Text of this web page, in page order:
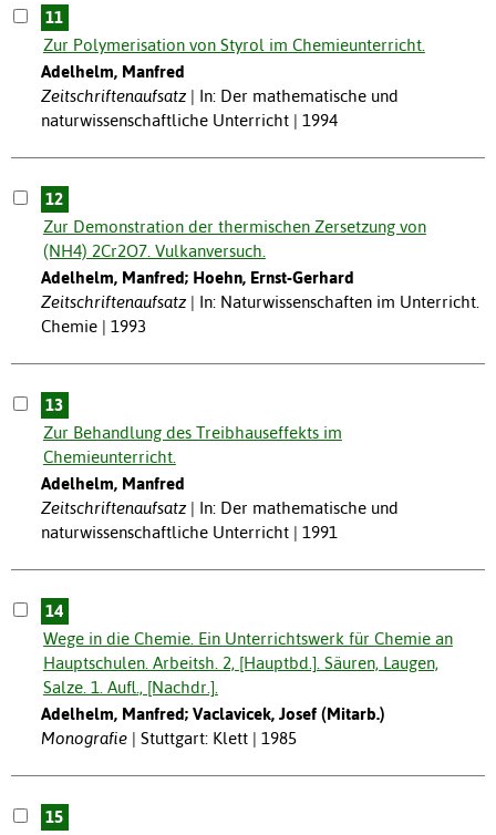
11
Zur Polymerisation von Styrol im Chemieunterricht.
Adelhelm, Manfred
Zeitschriftenaufsatz
In: Der mathematische und
naturwissenschaftliche Unterricht | 1994
12
Zur Demonstration der thermischen Zersetzung von
(NH4) 2Cr2O7. Vulkanversuch.
Adelhelm, Manfred; Hoehn, Ernst-Gerhard
Zeitschriftenaufsatz
In: Naturwissenschaften im Unterricht.
Chemie | 1993
13
Zur Behandlung des Treibhauseffekts im
Chemieunterricht.
Adelhelm, Manfred
Zeitschriftenaufsatz
In: Der mathematische und
naturwissenschaftliche Unterricht | 1991
14
Wege in die Chemie. Ein Unterrichtswerk für Chemie an
Hauptschulen. Arbeitsh. 2, [Hauptbd.]. Säuren, Laugen,
Salze. 1. Aufl., [Nachdr.].
Adelhelm, Manfred; Vaclavicek, Josef (Mitarb.)
Monografie
Stuttgart: Klett | 1985
15